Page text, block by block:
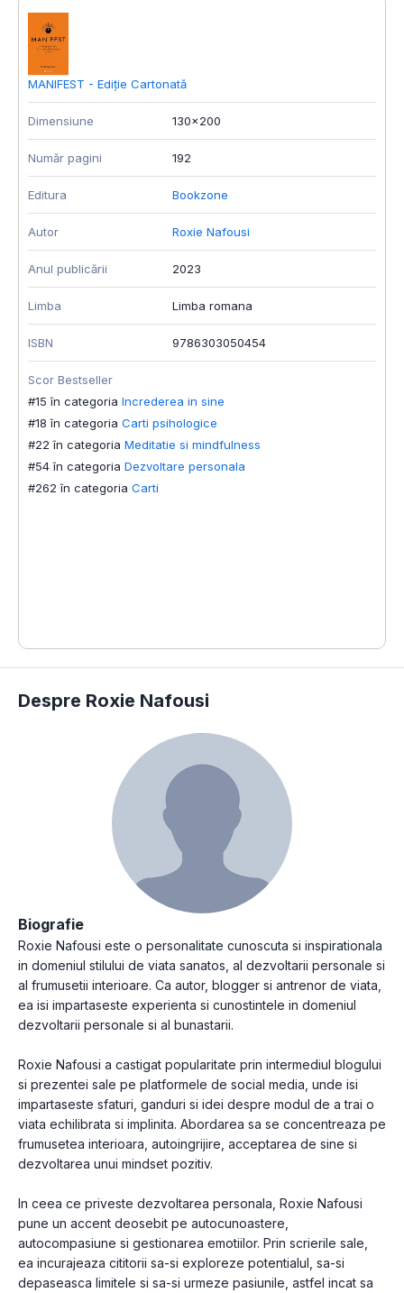
MANIFEST - Ediție Cartonată
Dimensiune 130x200
Număr pagini 192
Editura Bookzone
Autor Roxie Nafousi
Anul publicării 2023
Limba Limba romana
ISBN 9786303050454
Scor Bestseller
#15 în categoria Increderea in sine
#18 în categoria Carti psihologice
#22 în categoria Meditatie si mindfulness
#54 în categoria Dezvoltare personala
#262 în categoria Carti
Despre Roxie Nafousi
Biografie
Roxie Nafousi este o personalitate cunoscuta si inspirationala
in domeniul stilului de viata sanatos, al dezvoltarii personale si
al frumusetii interioare. Ca autor, blogger si antrenor de viata,
ea isi impartaseste experienta si cunostintele in domeniul
dezvoltarii personale si al bunastarii.
Roxie Nafousi a castigat popularitate prin intermediul blogului
si prezentei sale pe platformele de social media, unde isi
impartaseste sfaturi, ganduri si idei despre modul de a trai o
viata echilibrata si implinita. Abordarea sa se concentreaza pe
frumusetea interioara, autoingrijire, acceptarea de sine si
dezvoltarea unui mindset pozitiv.
In ceea ce priveste dezvoltarea personala, Roxie Nafousi
pune un accent deosebit pe autocunoastere,
autocompasiune si gestionarea emotiilor. Prin scrierile sale,
ea incurajeaza cititorii sa-si exploreze potentialul, sa-si
depaseasca limitele si sa-si urmeze pasiunile, astfel incat sa